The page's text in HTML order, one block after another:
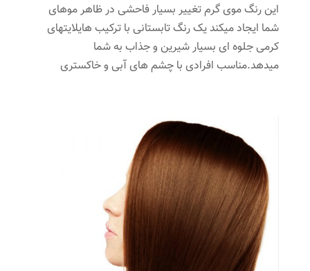
این رنگ موی گرم تغییر بسیار فاحشی در ظاهر موهای
شما ایجاد میکند یک رنگ تابستانی با ترکیب هایلایتهای
کرمی جلوه ای بسیار شیرین و جذاب به شما
میدهد.مناسب افرادی با چشم های آبی و خاکستری